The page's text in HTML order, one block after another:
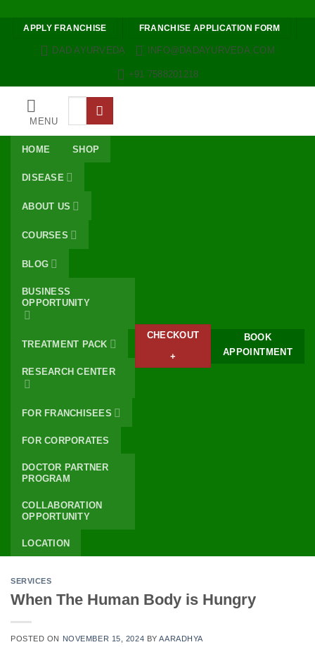
APPLY FRANCHISE FRANCHISE APPLICATION FORM
DAD AYURVEDA INFO@DADAYURVEDA.COM
+91 7588201218
MENU
Search
HOME SHOP
DISEASE
ABOUT US
COURSES
BLOG
BUSINESS
OPPORTUNITY
TREATMENT PACK
RESEARCH CENTER
FOR FRANCHISEES
FOR CORPORATES
DOCTOR PARTNER
PROGRAM
COLLABORATION
OPPORTUNITY
LOCATION
CHECKOUT
+
BOOK
APPOINTMENT
SERVICES
When The Human Body is Hungry
POSTED ON NOVEMBER 15, 2024 BYAARADHYA